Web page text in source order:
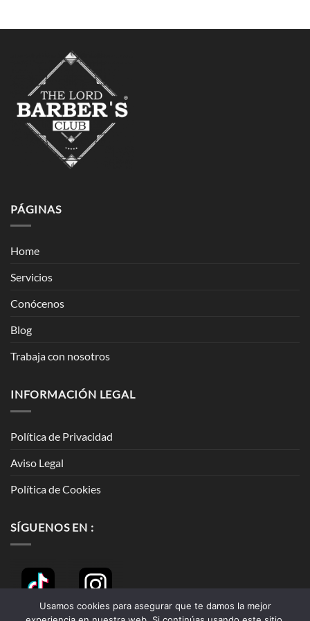
PÁGINAS
Home
Servicios
Conócenos
Blog
Trabaja con nosotros
INFORMACIÓN LEGAL
Política de Privacidad
Aviso Legal
Política de Cookies
SÍGUENOS EN :
Usamos cookies para asegurar que te damos la mejor